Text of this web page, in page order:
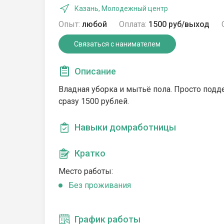
Казань, Молодежный центр
Опыт: любой Оплата: 1500 руб/выход
Связаться с нанимателем
Описание
Владная уборка и мытьё пола. Просто
сразу 1500 рублей.
Навыки домработницы
Кратко
Место работы:
Без проживания
График работы